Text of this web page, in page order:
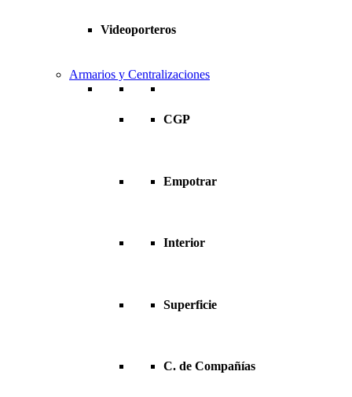
Videoporteros
Armarios y Centralizaciones
CGP
Empotrar
Interior
Superficie
C. de Compañías